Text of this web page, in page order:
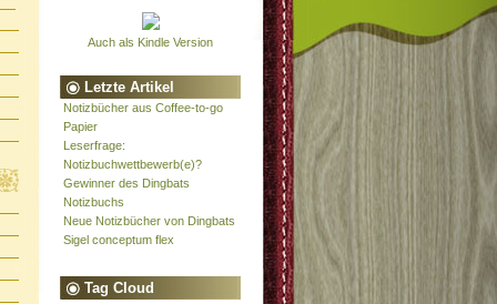
Auch als Kindle Version
Letzte Artikel
Notizbücher aus Coffee-to-go
Papier
Leserfrage:
Notizbuchwettbewerb(e)?
Gewinner des Dingbats
Notizbuchs
Neue Notizbücher von Dingbats
Sigel conceptum flex
Tag Cloud